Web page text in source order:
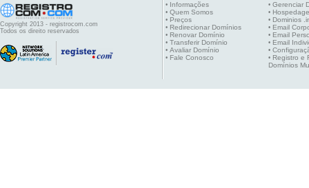
Copyright 2013 - registrocom.com
Todos os direito reservados
• Informações
• Quem Somos
• Preços
• Redirecionar Domínios
• Renovar Domínio
• Transferir Domínio
• Avaliar Domínio
• Fale Conosco
• Gerenciar
•
• Dominios
• Email
• Email
• Email
•
• Registro e
Domínios